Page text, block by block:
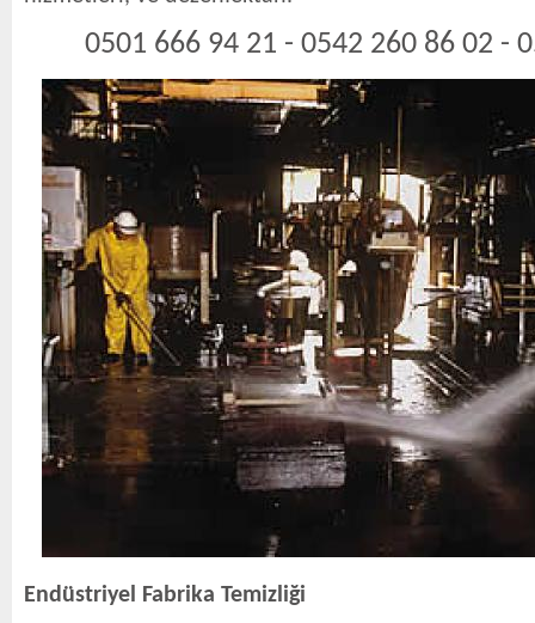
0501 666 94 21 - 0542 260 86 02 -
Endüstriyel Fabrika Temizliği